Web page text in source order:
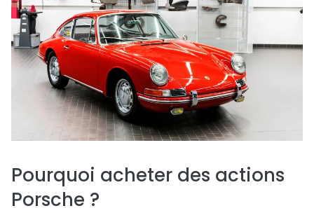
Pourquoi acheter des actions
Porsche ?